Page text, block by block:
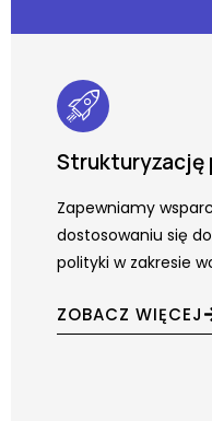
Strukturyzację
Zapewniamy
dostosowaniu się
polityki w zakresie
ZOBACZ WIĘCEJ